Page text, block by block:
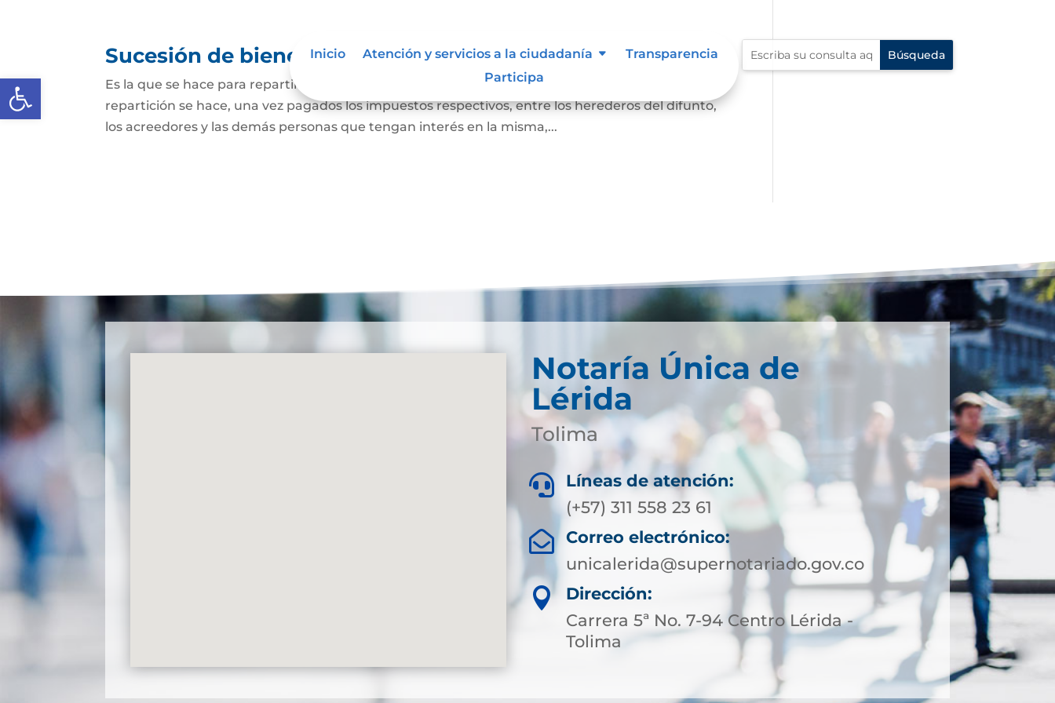
Abrir barra de herramientas
Inicio Atención y servicios a la ciudadanía
Transparencia
Participa
Sucesión de bienes por causa de muerte
Es la que se hace para repartir los bienes del difunto, restando de ellos las deudas que tenía. Esta
repartición se hace, una vez pagados los impuestos respectivos, entre los herederos del difunto,
los acreedores y las demás personas que tengan interés en la misma,...
Notaría Única de
Lérida
Tolima

Líneas de atención:
(+57) 311 558 23 61

Correo electrónico:
unicalerida@supernotariado.gov.co

Dirección:
Carrera 5ª No. 7-94 Centro Lérida -
Tolima